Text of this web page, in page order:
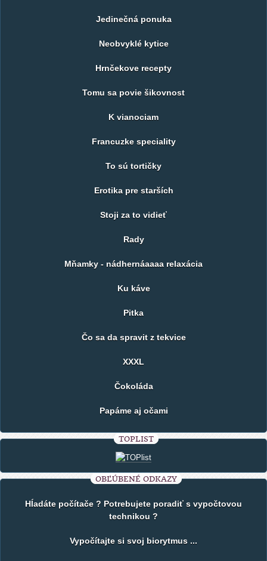
Jedinečná ponuka
Neobvyklé kytice
Hrnčekove recepty
Tomu sa povie šikovnost
K vianociam
Francuzke speciality
To sú tortičky
Erotika pre starších
Stoji za to vidieť
Rady
Mňamky - nádhernáaaaa relaxácia
Ku káve
Pitka
Čo sa da spravit z tekvice
XXXL
Čokoláda
Papáme aj očami
TOPLIST
OBĽÚBENÉ ODKAZY
Hĺadáte počítače ? Potrebujete poradiť s vypočtovou
technikou ?
Vypočítajte si svoj biorytmus ...